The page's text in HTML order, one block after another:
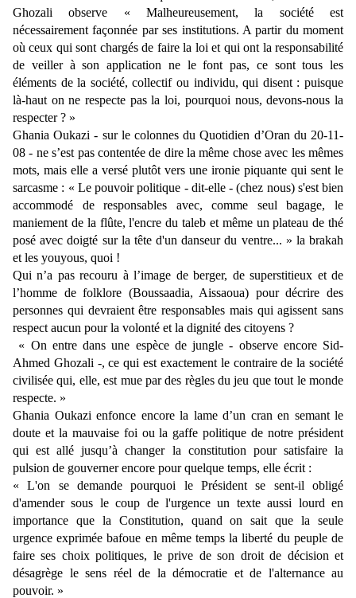
Ghozali observe « Malheureusement, la société est
nécessairement façonnée par ses institutions. A partir du moment
où ceux qui sont chargés de faire la loi et qui ont la responsabilité
de veiller à son application ne le font pas, ce sont tous les
éléments de la société, collectif ou individu, qui disent : puisque
là-haut on ne respecte pas la loi, pourquoi nous, devons-nous la
respecter ? »
Ghania Oukazi - sur le colonnes du Quotidien d’Oran du 20-11-
08 - ne s’est pas contentée de dire la même chose avec les mêmes
mots, mais elle a versé plutôt vers une ironie piquante qui sent le
sarcasme : « Le pouvoir politique - dit-elle - (chez nous) s'est bien
accommodé de responsables avec, comme seul bagage, le
maniement de la flûte, l'encre du taleb et même un plateau de thé
posé avec doigté sur la tête d'un danseur du ventre... » la brakah
et les youyous, quoi !
Qui n’a pas recouru à l’image de berger, de superstitieux et de
l’homme de folklore (Boussaadia, Aissaoua) pour décrire des
personnes qui devraient être responsables mais qui agissent sans
respect aucun pour la volonté et la dignité des citoyens ?
« On entre dans une espèce de jungle - observe encore Sid-
Ahmed Ghozali -, ce qui est exactement le contraire de la société
civilisée qui, elle, est mue par des règles du jeu que tout le monde
respecte. »
Ghania Oukazi enfonce encore la lame d’un cran en semant le
doute et la mauvaise foi ou la gaffe politique de notre président
qui est allé jusqu’à changer la constitution pour satisfaire la
pulsion de gouverner encore pour quelque temps, elle écrit :
« L'on se demande pourquoi le Président se sent-il obligé
d'amender sous le coup de l'urgence un texte aussi lourd en
importance que la Constitution, quand on sait que la seule
urgence exprimée bafoue en même temps la liberté du peuple de
faire ses choix politiques, le prive de son droit de décision et
désagrège le sens réel de la démocratie et de l'alternance au
pouvoir. »